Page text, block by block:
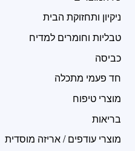
ניקיון ותחזוקת הבית
טבליות וחומרים למדיח
כביסה
חד פעמי מתכלה
מוצרי טיפוח
בריאות
מוצרי עודפים / אריזה מוסדית